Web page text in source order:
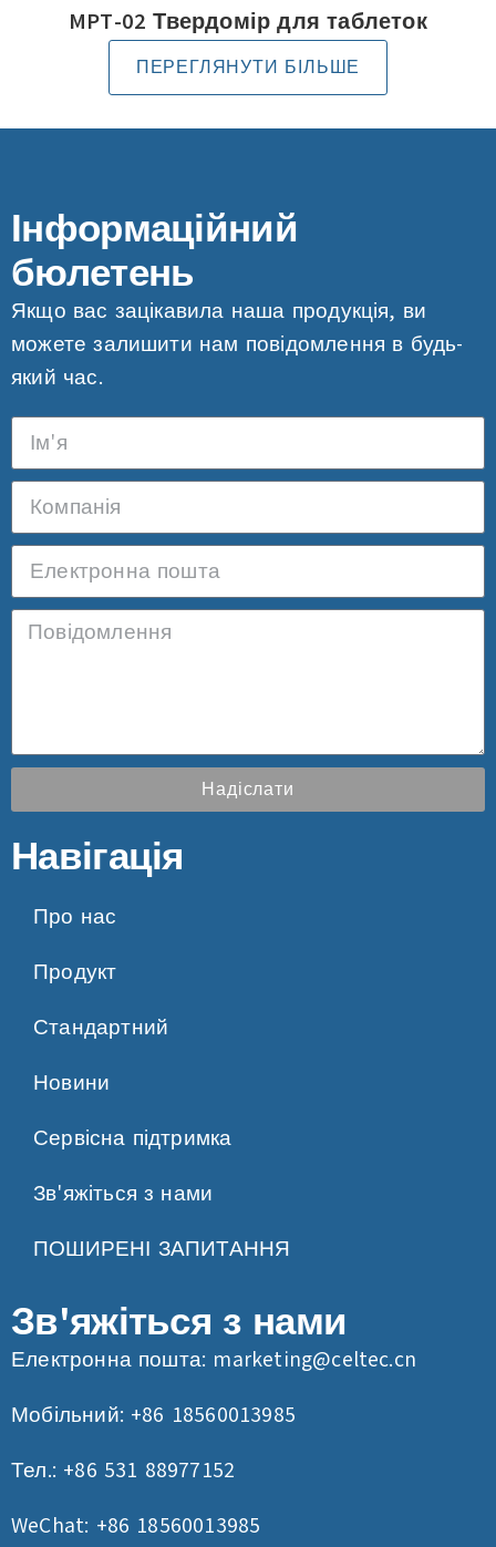
MPT-02 Твердомір для таблеток
ПЕРЕГЛЯНУТИ БІЛЬШЕ
Інформаційний
бюлетень
Якщо вас зацікавила наша продукція, ви
можете залишити нам повідомлення в будь-
який час.
Надіслати
Навігація
Про нас
Продукт
Стандартний
Новини
Сервісна підтримка
Зв'яжіться з нами
ПОШИРЕНІ ЗАПИТАННЯ
Зв'яжіться з нами
Електронна пошта: marketing@celtec.cn
Мобільний: +86 18560013985
Тел.: +86 531 88977152
WeChat: +86 18560013985